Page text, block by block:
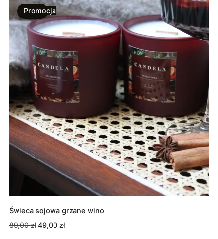
do
59,00 zł
Promocja
Produkt
W
Promocji
Świeca sojowa grzane wino
89,00zł Pierwotna
49,00 złAktualna